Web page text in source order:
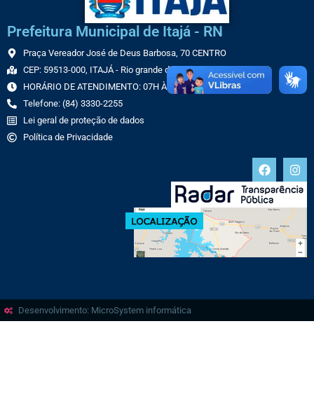
Prefeitura Municipal de Itajá - RN
Praça Vereador José de Deus Barbosa, 70 CENTRO
CEP: 59513-000, ITAJÁ - Rio grande do Norte
HORÁRIO DE ATENDIMENTO: 07H ÀS 13H
Telefone: (84) 3330-2255
Lei geral de proteção de dados
Política de Privacidade
Desenvolvimento: MicroSystem informática